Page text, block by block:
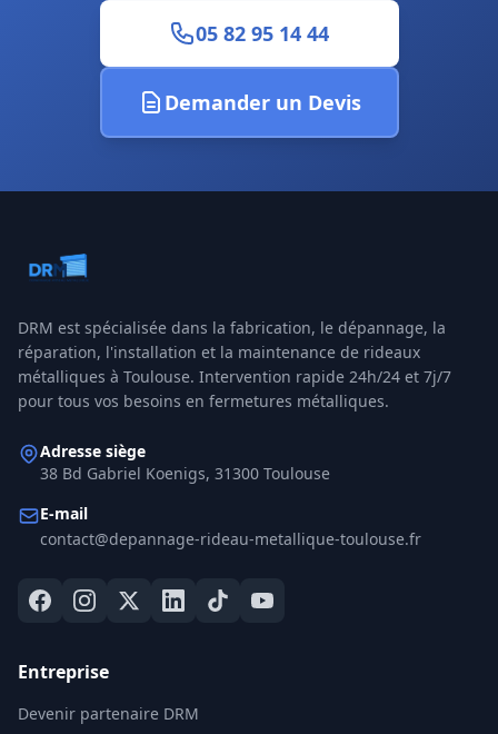
05 82 95 14 44
Demander un Devis
DRM est spécialisée dans la fabrication, le dépannage, la
réparation, l'installation et la maintenance de rideaux
métalliques à Toulouse. Intervention rapide 24h/24 et 7j/7
pour tous vos besoins en fermetures métalliques.
Adresse siège
38 Bd Gabriel Koenigs, 31300 Toulouse
E-mail
contact@depannage-rideau-metallique-toulouse.fr
Entreprise
Devenir partenaire DRM